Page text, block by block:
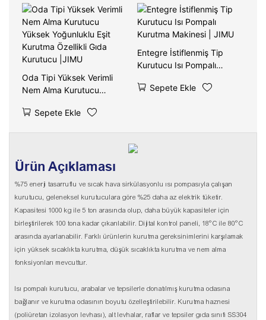
Oda Tipi Yüksek Verimli
Nem Alma Kurutucu
Kurutma Özellikli Gıda
Sepete Ekle
Entegre İstiflenmiş Tip
Kurutucu Isı Pompalı
Sepete Ekle
Ürün Açıklaması
%75 enerji tasarruflu ve sıcak hava sirkülasyonlu ısı pompasıyla çalışan
kurutucu, geleneksel kurutuculara göre %25 daha az elektrik tüketir.
Kapasitesi 1000 kg ile 5 ton arasında olup, daha büyük kapasiteler için
birleştirilerek 100 tona kadar çıkarılabilir. Dijital kontrol paneli, 18°C ​​ile 80°C
arasında ayarlanabilir. Farklı ürünlerin kurutma gereksinimlerini karşılamak
için yüksek sıcaklıkta kurutma, düşük sıcaklıkta kurutma ve nem alma
fonksiyonları mevcuttur.
Isı pompalı kurutucu, arabalar ve tepsilerle donatılmış kurutma odasına
bağlanır ve kurutma odasının boyutu özelleştirilebilir. Kurutma haznesi
(poliüretan izolasyon levhası), alt levhalar, raflar ve tepsiler gıda sınıfı SS304